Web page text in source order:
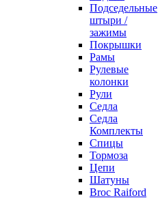
Подседельные
штыри /
зажимы
Покрышки
Рамы
Рулевые
колонки
Рули
Седла
Седла
Комплекты
Спицы
Тормоза
Цепи
Шатуны
Broc Raiford